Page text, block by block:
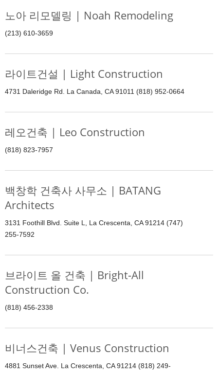
노아 리모델링 | Noah Remodeling
(213) 610-3659
라이트건설 | Light Construction
4731 Daleridge Rd. La Canada, CA 91011 (818) 952-0664
레오건축 | Leo Construction
(818) 823-7957
백창학 건축사 사무소 | BATANG
Architects
3131 Foothill Blvd. Suite L, La Crescenta, CA 91214 (747)
255-7592
브라이트 올 건축 | Bright-All
Construction Co.
(818) 456-2338
비너스건축 | Venus Construction
4881 Sunset Ave. La Crescenta, CA 91214 (818) 249-